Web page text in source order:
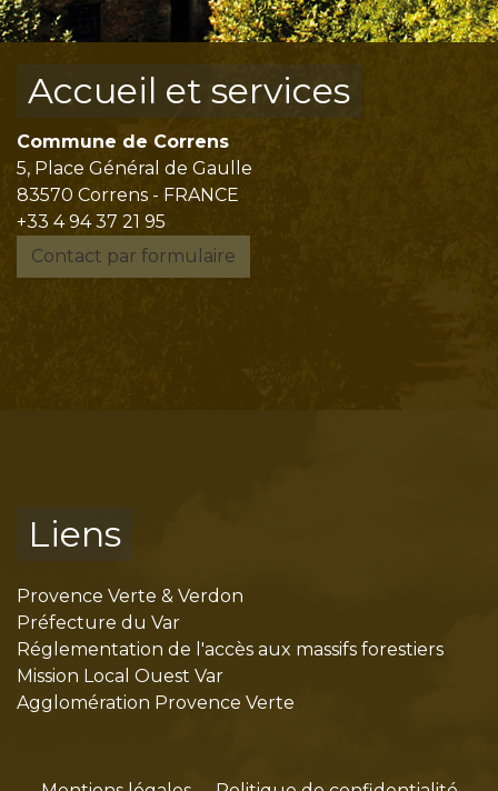
Accueil et services
Commune de Correns
5, Place Général de Gaulle
83570 Correns - FRANCE
+33 4 94 37 21 95
Contact par formulaire
Liens
Provence Verte & Verdon
Préfecture du Var
Réglementation de l'accès aux massifs forestiers
Mission Local Ouest Var
Agglomération Provence Verte